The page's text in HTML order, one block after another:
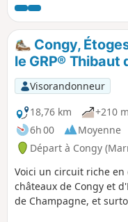
Congy,
le GRP® Thibaut
Visorandonneur
18,76 km
+210 m
6h 00
Moyenne
Départ à Congy
Voici un circuit riche en
châteaux de Congy et
de Champagne, et